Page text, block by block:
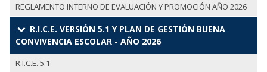
REGLAMENTO INTERNO DE EVALUACIÓN Y PROMOCIÓN AÑO 2026
R.I.C.E. VERSIÓN 5.1 Y PLAN DE GESTIÓN BUENA
CONVIVENCIA ESCOLAR - AÑO 2026
R.I.C.E. 5.1